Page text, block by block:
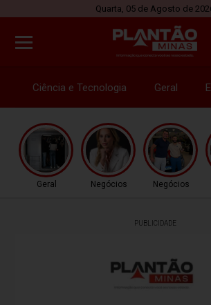
Quarta, 05 de Agosto de
Ciência e Tecnologia Geral
Geral Negócios Negócios
PUBLICIDADE